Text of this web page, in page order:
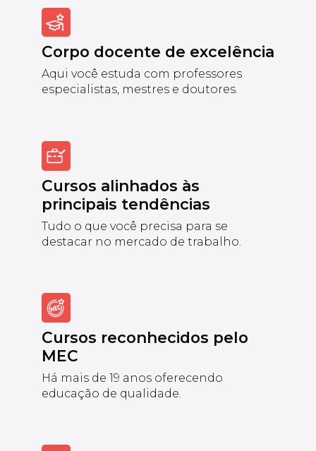
Corpo docente de excelência
Aqui você estuda com professores
especialistas, mestres e doutores.
Cursos alinhados às
principais tendências
Tudo o que você precisa para se
destacar no mercado de trabalho.
Cursos reconhecidos pelo
MEC
Há mais de 19 anos oferecendo
educação de qualidade.